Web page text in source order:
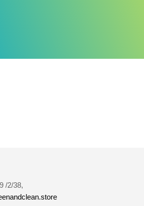
/2/38,